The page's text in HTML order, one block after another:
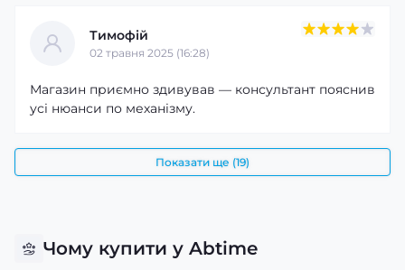
Тимофій
02 травня 2025 (16:28)
Магазин приємно здивував — консультант пояснив
усі нюанси по механізму.
Показати ще (19)
Чому купити у Abtime